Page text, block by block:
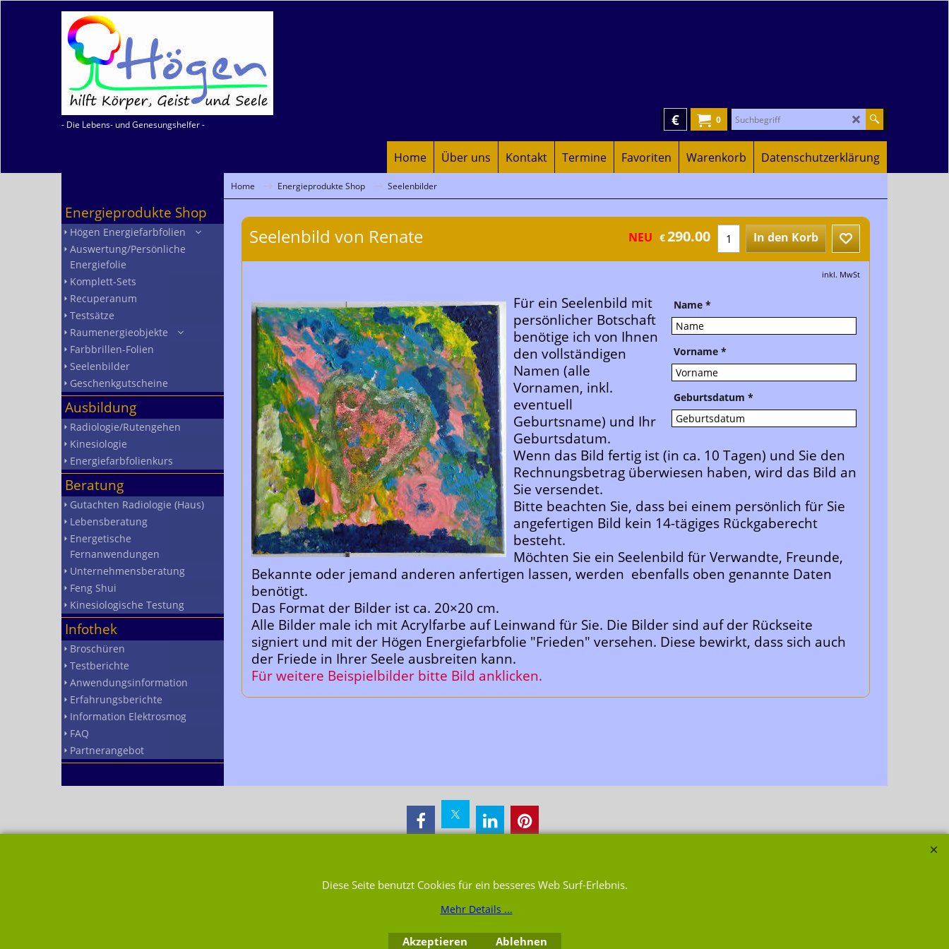
- Die Lebens- und Genesungshelfer - 0
€
Home Über uns Kontakt Termine Favoriten Warenkorb Datenschutzerklärung
Energieprodukte Shop
Högen Energiefarbfolien
Auswertung/Persönliche
Energiefolie
Komplett-Sets
Recuperanum
Testsätze
Raumenergieobjekte
Farbbrillen-Folien
Seelenbilder
Geschenkgutscheine
Ausbildung
Radiologie/Rutengehen
Kinesiologie
Energiefarbfolienkurs
Beratung
Gutachten Radiologie (Haus)
Lebensberatung
Energetische
Fernanwendungen
Unternehmensberatung
Feng Shui
Kinesiologische Testung
Infothek
Broschüren
Testberichte
Anwendungsinformation
Erfahrungsberichte
Information Elektrosmog
FAQ
Partnerangebot
Home Energieprodukte Shop Seelenbilder
Seelenbild von Renate NEU €290.00 In den Korb
inkl. MwSt
Name*
Vorname*
Geburtsdatum*
Für ein Seelenbild mit
persönlicher Botschaft
benötige ich von Ihnen
den vollständigen
Namen (alle
Vornamen, inkl.
eventuell
Geburtsname) und Ihr
Geburtsdatum.
Wenn das Bild fertig ist (in ca. 10 Tagen) und Sie den
Rechnungsbetrag überwiesen haben, wird das Bild an
Sie versendet.
Bitte beachten Sie, dass bei einem persönlich für Sie
angefertigen Bild kein 14-tägiges Rückgaberecht
besteht.
Möchten Sie ein Seelenbild für Verwandte, Freunde,
Bekannte oder jemand anderen anfertigen lassen, werden ebenfalls oben genannte Daten
benötigt.
Das Format der Bilder ist ca. 20×20 cm.
Alle Bilder male ich mit Acrylfarbe auf Leinwand für Sie. Die Bilder sind auf der Rückseite
signiert und mit der Högen Energiefarbfolie "Frieden" versehen. Diese bewirkt, dass sich auch
der Friede in Ihrer Seele ausbreiten kann.
Für weitere Beispielbilder bitte Bild anklicken.
Diese Seite benutzt Cookies für ein besseres Web Surf-Erlebnis.
Mehr Details ...
Akzeptieren Ablehnen